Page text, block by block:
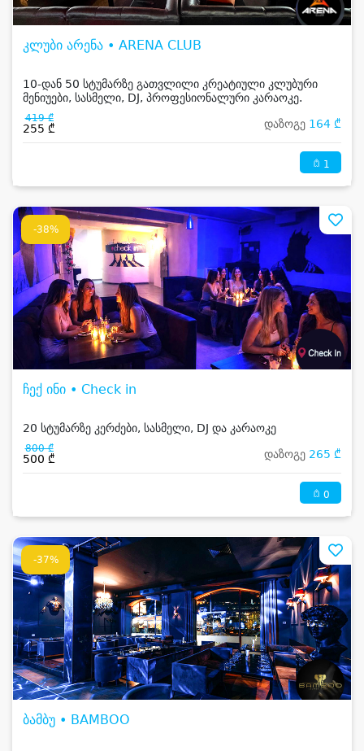
კლუბი არენა • ARENA CLUB
10-დან 50 სტუმარზე გათვლილი კრეატიული კლუბური
მენიუები, სასმელი, DJ, პროფესიონალური კარაოკე.
419 ₾
255 ₾ დაზოგე 164 ₾
1
-38%
ჩექ ინი • Check in
20 სტუმარზე კერძები, სასმელი, DJ და კარაოკე
800 ₾
500 ₾ დაზოგე 265 ₾
0
-37%
ბამბუ • BAMBOO